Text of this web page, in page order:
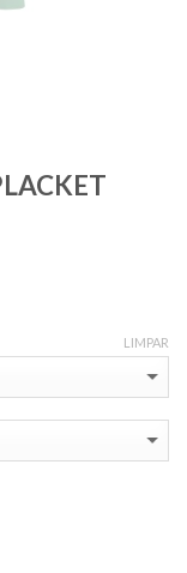
LIMPAR